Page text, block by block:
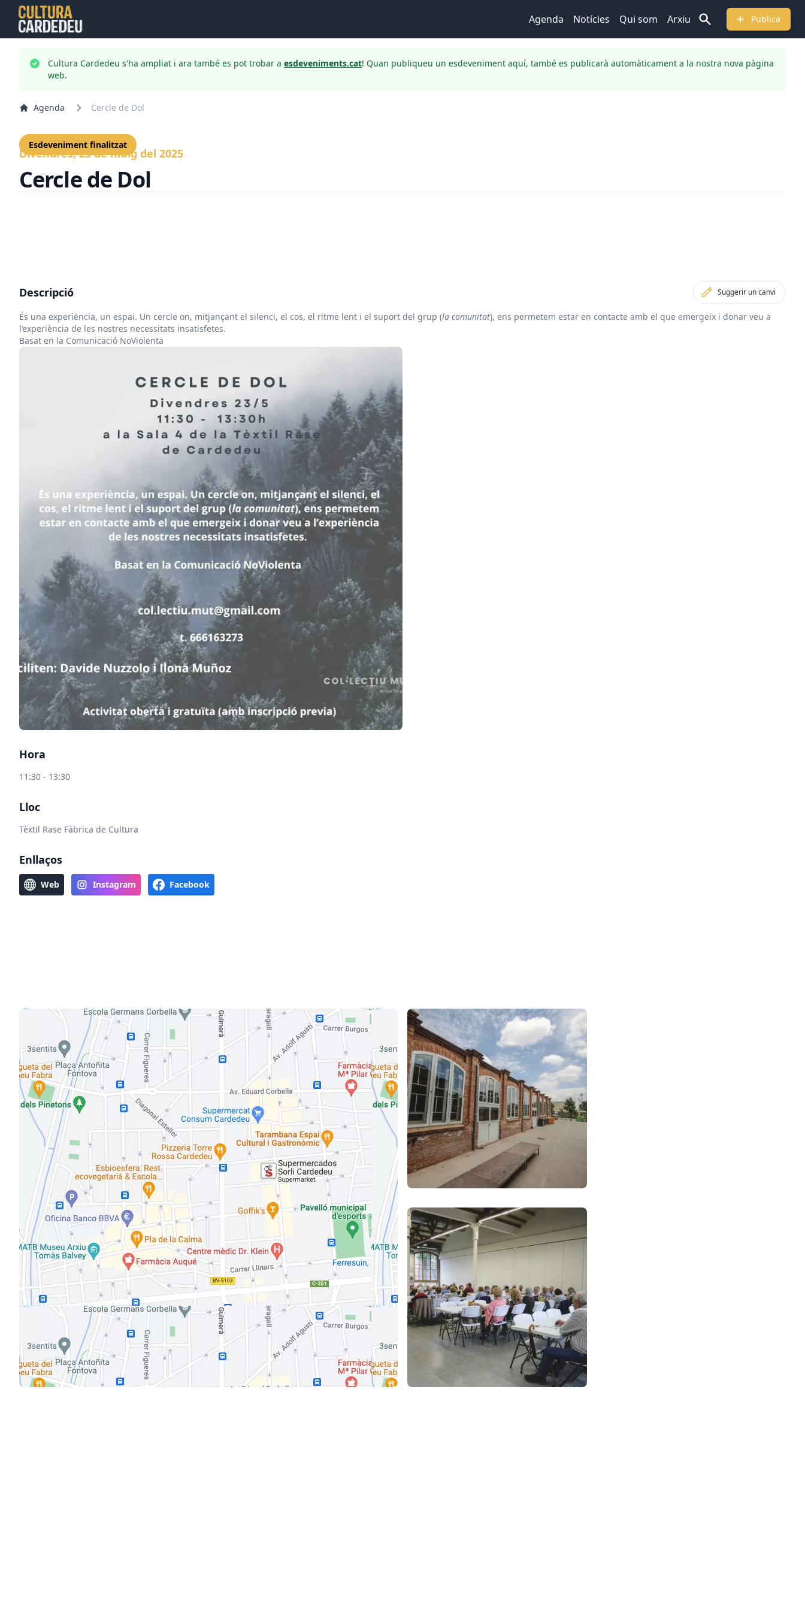
Agenda Notícies Qui som Arxiu Publica
Cultura Cardedeu s'ha ampliat i ara també es pot trobar a esdeveniments.cat! Quan publiqueu un esdeveniment aquí, també es publicarà automàticament a la nostra nova pàgina
web.
Agenda Cercle de Dol
Esdeveniment finalitzat
Divendres, 23 de maig del 2025
Cercle de Dol
Descripció Suggerir un canvi
És una experiència, un espai. Un cercle on, mitjançant el silenci, el cos, el ritme lent i el suport del grup (la comunitat), ens permetem estar en contacte amb el que emergeix i donar veu a
l’experiència de les nostres necessitats insatisfetes.
Basat en la Comunicació NoViolenta
Hora
11:30 - 13:30
Lloc
Tèxtil Rase Fàbrica de Cultura
Enllaços
Web Instagram Facebook